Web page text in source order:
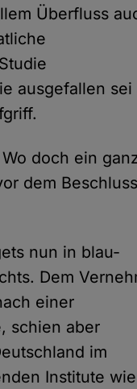
Überfluss
ausgefallen
doch ein
dem Beschluss
nun in blau-
Dem
einer
schien aber
im
Institute